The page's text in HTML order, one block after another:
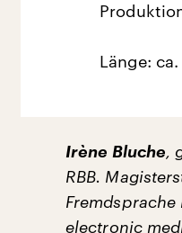
Länge:
Irène Bluche,
RBB.
electronic